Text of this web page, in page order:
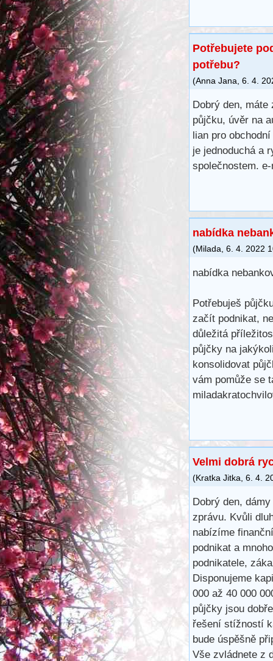
Potřebujete
potřebu?
(Anna Jana 6. 4.
Dobrý den,
půjčku, úvěr na
lian pro
je jednoduchá a
společnostem.
nabídka
(Milada 6. 4. 2022
nabídka
Potřebuješ
začít podnikat,
důležitá
půjčky na
konsolidovat
vám pomůže se
Velmi dobrá
(Kratka Jitka 6. 4.
Dobrý den,
zprávu. Kvůli
nabízíme
podnikat a
podnikatele,
Disponujeme
000 až 40 000
půjčky jsou
řešení stížností
bude úspěšně
Vše zvládnete z